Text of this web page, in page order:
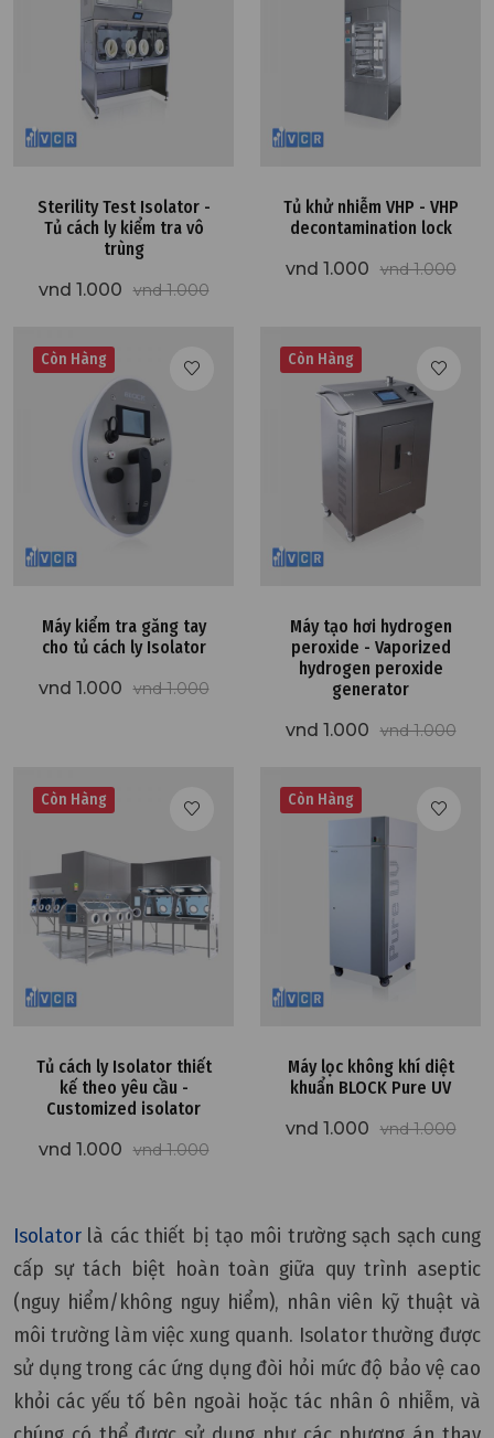
Sterility Test Isolator -
Tủ cách ly kiểm tra vô
trùng
vnd 1.000 vnd 1.000
Tủ khử nhiễm VHP - VHP
decontamination lock
vnd 1.000 vnd 1.000
Còn Hàng
Máy kiểm tra găng tay
cho tủ cách ly Isolator
vnd 1.000 vnd 1.000
Còn Hàng
Máy tạo hơi hydrogen
peroxide - Vaporized
hydrogen peroxide
generator
vnd 1.000 vnd 1.000
Còn Hàng
Tủ cách ly Isolator thiết
kế theo yêu cầu -
Customized isolator
vnd 1.000 vnd 1.000
Còn Hàng
Máy lọc không khí diệt
khuẩn BLOCK Pure UV
vnd 1.000 vnd 1.000
Isolator là các thiết bị tạo môi trường sạch sạch cung
cấp sự tách biệt hoàn toàn giữa quy trình aseptic
(nguy hiểm/không nguy hiểm), nhân viên kỹ thuật và
môi trường làm việc xung quanh. Isolator thường được
sử dụng trong các ứng dụng đòi hỏi mức độ bảo vệ cao
khỏi các yếu tố bên ngoài hoặc tác nhân ô nhiễm, và